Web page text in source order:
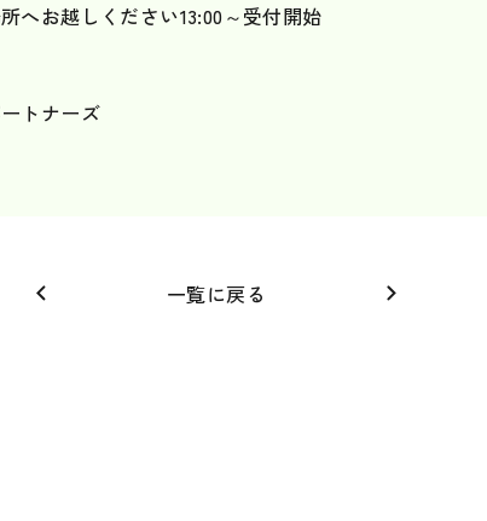
へお越しください13:00～受付開始
トナーズ
一覧に戻る